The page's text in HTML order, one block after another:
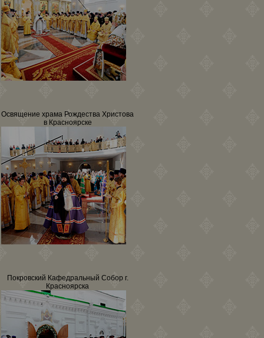
Освящение храма Рождества Христова
в Красноярске
Покровский Кафедральный Собор г.
Красноярска